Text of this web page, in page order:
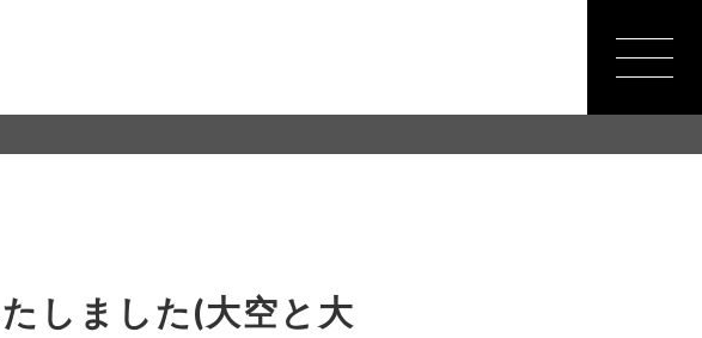
しました(大空と大